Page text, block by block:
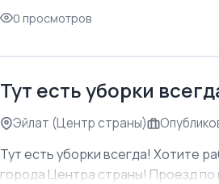
0 просмотров
Тут есть уборки
Эйлат (Центр страны)
Тут есть уборки всегда! Хотите
города Центра страны! Проезд